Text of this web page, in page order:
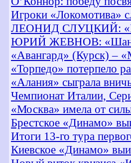
Игроки «Локомотива»
ЛЕОНИД СЛУЦКИЙ:
ЮРИЙ ЖЕВНОВ: «Шанс
«Авангард» (Курск) –
«Торпедо» потерпело
«Алания» сыграла
Чемпионат Италии,
«Москва» имела от
Брестское «Динамо»
Итоги 13-го тура
Киевское «Динамо»